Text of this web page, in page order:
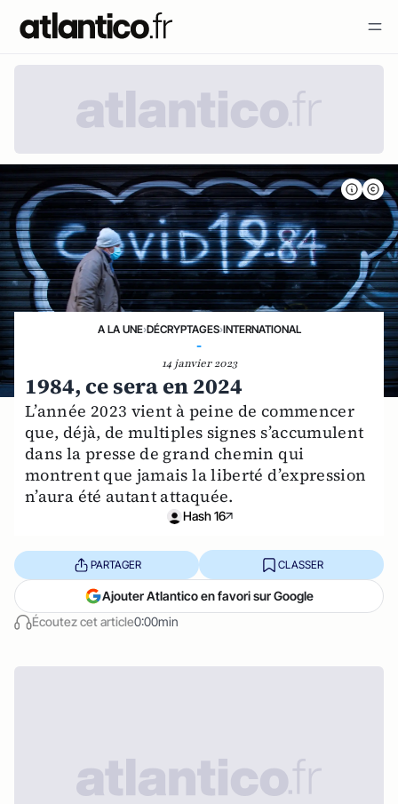
A LA UNE›DÉCRYPTAGES›INTERNATIONAL
-
14 janvier 2023
1984, ce sera en 2024
L’année 2023 vient à peine de commencer
que, déjà, de multiples signes s’accumulent
dans la presse de grand chemin qui
montrent que jamais la liberté d’expression
n’aura été autant attaquée.
Hash 16
Écoutez cet article0:00min
PARTAGER CLASSER
Ajouter Atlantico en favori sur Google